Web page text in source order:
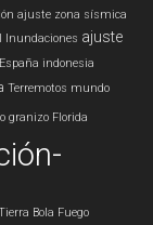
ajuste zona sísmica
Inundaciones ajuste
España indonesia
Terremotos mundo
granizo Florida
Bola Fuego